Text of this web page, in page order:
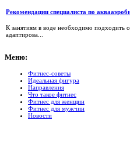
Рекомендации специалиста по
К занятиям в воде необходимо подходить
адаптирова...
Меню:
Фитнес-советы
Идеальная фигура
Направления
Что такое фитнес
Фитнес для женщин
Фитнес для мужчин
Новости